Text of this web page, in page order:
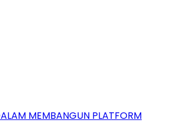
MEMBANGUN PLATFORM